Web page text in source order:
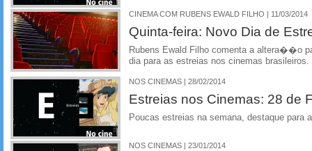
CINEMA COM RUBENS EWALD FILHO | 11/03/2014
Quinta-feira: Novo Dia de
Rubens Ewald Filho comenta a altera��o
dia para as estreias nos cinemas brasileiros.
NOS CINEMAS | 28/02/2014
Estreias nos Cinemas: 28 de
Poucas estreias na semana, destaque
NOS CINEMAS | 23/01/2014